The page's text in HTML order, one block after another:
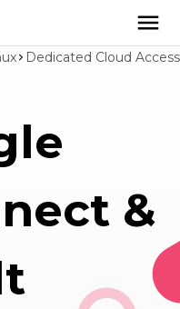
Dedicated Cloud Access
&